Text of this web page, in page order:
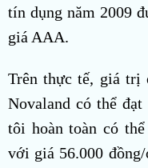
tín dụng năm 2009
giá AAA.
Trên thực tế, giá trị
Novaland có thể
tôi hoàn toàn có
với giá 56.000